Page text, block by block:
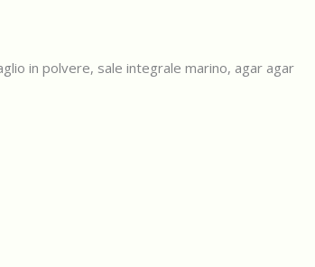
in polvere, sale integrale marino, agar agar